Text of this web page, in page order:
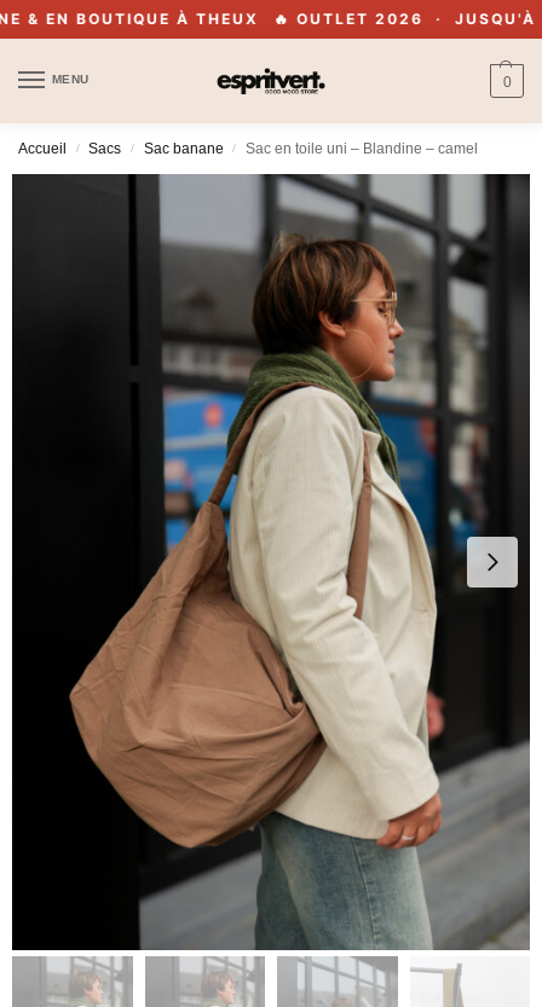
BOUTIQUE À THEUX 🔥 OUTLET 2026 · JUSQU'À -
MENU 0
Accueil / Sacs / Sac banane / Sac en toile uni – Blandine – camel